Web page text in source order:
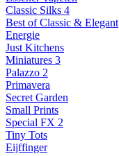
Classic Silks 4
Best of Classic & Elegant
Energie
Just Kitchens
Miniatures 3
Palazzo 2
Primavera
Secret Garden
Small Prints
Special FX 2
Tiny Tots
Eijffinger